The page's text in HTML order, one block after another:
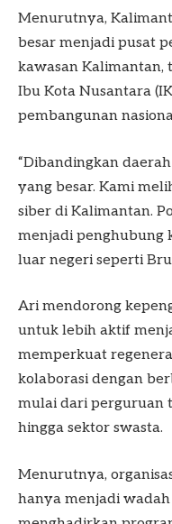
Menurutnya,
besar menjadi pusat
kawasan Kalimantan,
Ibu Kota Nusantara
pembangunan
“Dibandingkan
yang besar. Kami
siber di Kalimantan.
menjadi penghubung
luar negeri seperti
Ari mendorong
untuk lebih aktif
memperkuat
kolaborasi dengan
mulai dari perguruan
hingga sektor swasta.
Menurutnya,
hanya menjadi